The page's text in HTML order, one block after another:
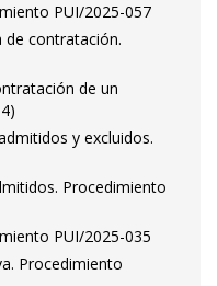
PUI/2025-057
de contratación.
de un
y excluidos.
Procedimiento
PUI/2025-035
Procedimiento